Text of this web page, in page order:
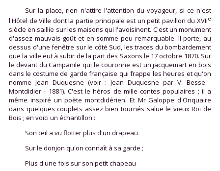
Sur la place, rien n'attire l'attention du voyageur, si ce n'est
l'Hôtel de Ville dont la partie principale est un petit pavillon du XVIIe
siècle en saillie sur les maisons qui l'avoisinent. C'est un monument
d'assez mauvais goût et en somme peu remarquable. Il porte, au
dessus d'une fenêtre sur le côté Sud, les traces du bombardement
que la ville eut à subir de la part des Saxons le 17 octobre 1870. Sur
le devant du Campanile qui le couronne est un jacquemart en bois
dans le costume de garde française qui frappe les heures et qu'on
nomme Jean Duquesne (voir : Jean Duquesne par V. Besse -
Montdidier - 1881). C'est le héros de mille contes populaires ; il a
même inspiré un poète montdidérien. Et Mr Galoppe d'Onquaire
dans quelques couplets assez bien tournés salue le vieux Roi de
Bois ; en voici un échantillon :
Son œil a vu flotter plus d'un drapeau
Sur le donjon qu'on connaît à sa garde ;
Plus d'une fois sur son petit chapeau